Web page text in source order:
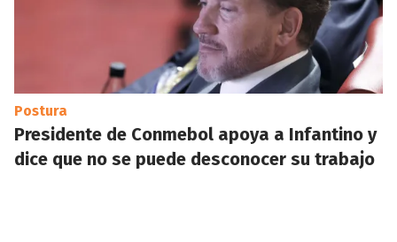
Postura
Presidente de Conmebol apoya a Infantino y
dice que no se puede desconocer su trabajo